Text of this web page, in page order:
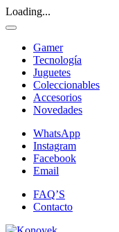
Loading...
Gamer
Tecnología
Juguetes
Coleccionables
Accesorios
Novedades
WhatsApp
Instagram
Facebook
Email
FAQ’S
Contacto